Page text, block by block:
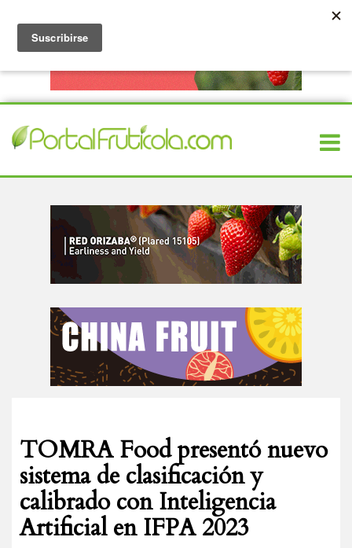
TOMRA Food presentó nuevo
sistema de clasificación y
calibrado con Inteligencia
Artificial en IFPA 2023